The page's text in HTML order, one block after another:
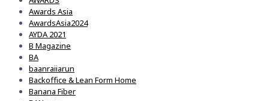
Awards Asia
AwardsAsia2024
AYDA 2021
B Magazine
BA
baanraiiarun
Backoffice & Lean Form Home
Banana Fiber